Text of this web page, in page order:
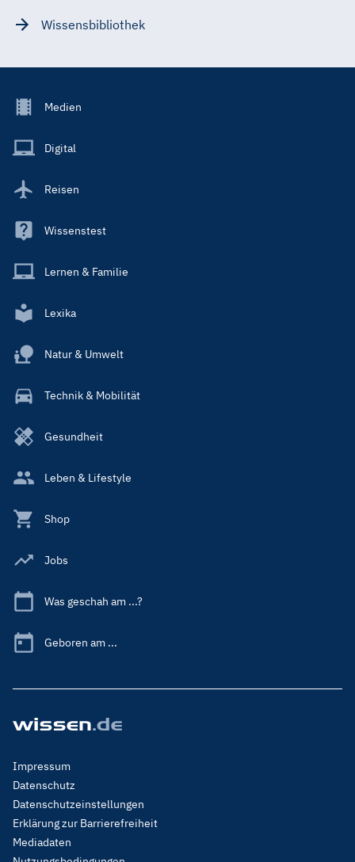
Wissensbibliothek
Footer
Main
Medien
Digital
Reisen
Wissenstest
Lernen & Familie
Lexika
Natur & Umwelt
Technik & Mobilität
Gesundheit
Leben & Lifestyle
Shop
Jobs
Was geschah am ...?
Geboren am ...
Footer
Menu
Legal
Impressum
Datenschutz
Datenschutzeinstellungen
Erklärung zur Barrierefreiheit
Mediadaten